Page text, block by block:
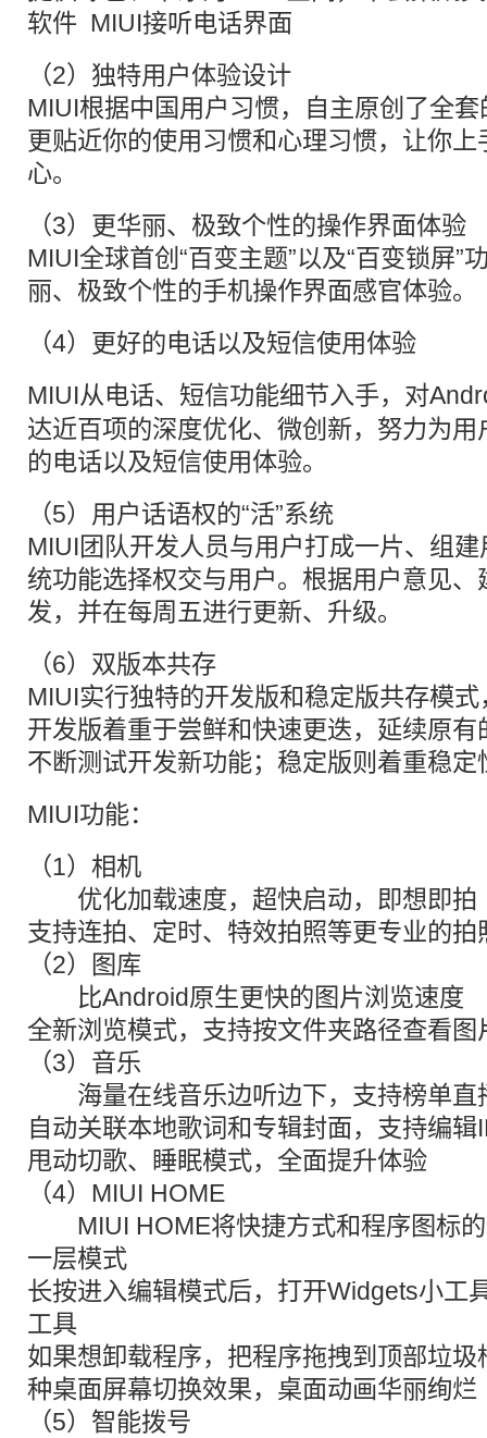
软件 MIUI接听电话界面
（2）独特用户体验设计
MIUI根据中国用户习惯，自主原创了全
更贴近你的使用习惯和心理习惯，让你
心。
（3）更华丽、极致个性的操作界面体验
MIUI全球首创“百变主题”以及“百变锁屏”
丽、极致个性的手机操作界面感官体验。
（4）更好的电话以及短信使用体验
MIUI从电话、短信功能细节入手，对
达近百项的深度优化、微创新，努力为
的电话以及短信使用体验。
（5）用户话语权的“活”系统
MIUI团队开发人员与用户打成一片、组
统功能选择权交与用户。根据用户意见
发，并在每周五进行更新、升级。
（6）双版本共存
MIUI实行独特的开发版和稳定版共存模
开发版着重于尝鲜和快速更迭，延续原
不断测试开发新功能；稳定版则着重稳
MIUI功能：
（1）相机
优化加载速度，超快启动，即想即拍
支持连拍、定时、特效拍照等更专业的拍
（2）图库
比Android原生更快的图片浏览速度
全新浏览模式，支持按文件夹路径查看
（3）音乐
海量在线音乐边听边下，支持榜单直
自动关联本地歌词和专辑封面，支持编辑
甩动切歌、睡眠模式，全面提升体验
（4）MIUI HOME
MIUI HOME将快捷方式和程序图标的
一层模式
长按进入编辑模式后，打开Widgets小工
工具
如果想卸载程序，把程序拖拽到顶部垃圾
种桌面屏幕切换效果，桌面动画华丽绚烂
（5）智能拨号